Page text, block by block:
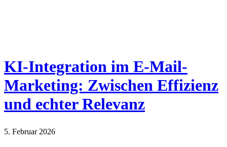
KI-Integration im E-Mail-
Marketing: Zwischen Effizienz
und echter Relevanz
5. Februar 2026